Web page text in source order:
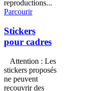
reproductions...
Parcourir
Stickers
pour cadres
Attention : Les
stickers proposés
ne peuvent
recouvrir des